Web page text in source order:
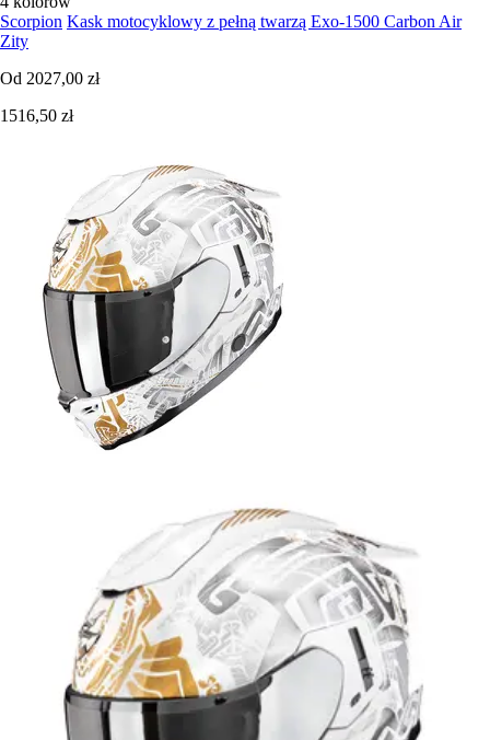
Scorpion Kask motocyklowy z pełną twarzą Exo-1500 Carbon Air
Zity
Od 2027,00 zł
1516,50 zł